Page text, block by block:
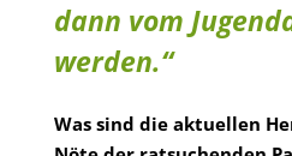
dann vom
werden.“
Was sind die aktuellen